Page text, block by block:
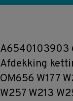
A6540103903
Afdekking
OM656 W177
W257 W213